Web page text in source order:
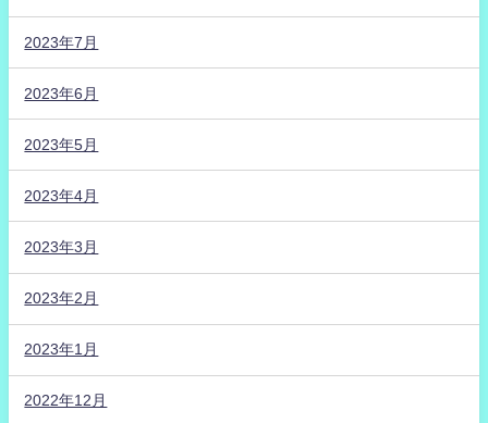
2023年7月
2023年6月
2023年5月
2023年4月
2023年3月
2023年2月
2023年1月
2022年12月